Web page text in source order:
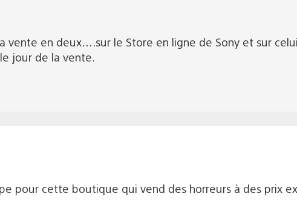
vente en deux….sur le Store en ligne de Sony et sur
jour de la vente.
pour cette boutique qui vend des horreurs à des prix